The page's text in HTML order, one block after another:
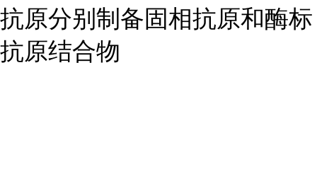
抗原分别制备固相抗原和酶标
抗原结合物